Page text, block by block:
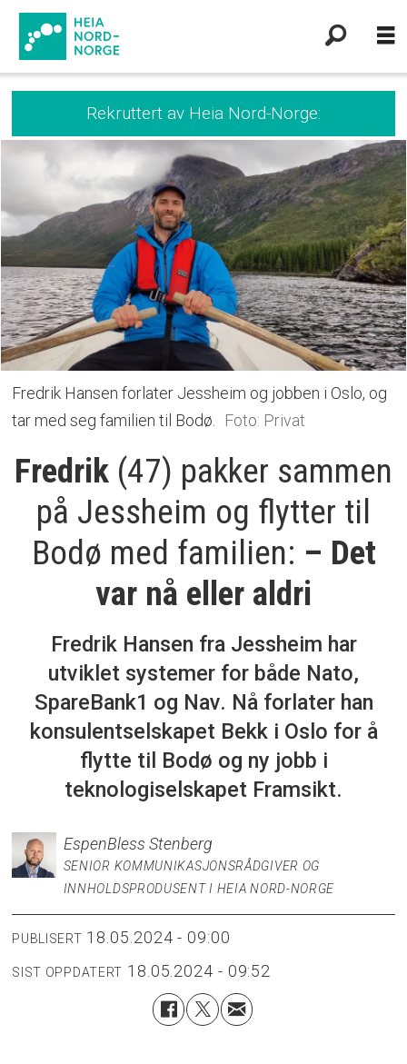
Rekruttert av Heia Nord-Norge:
Fredrik Hansen forlater Jessheim og jobben i Oslo, og
tar med seg familien til Bodø.
Foto: Privat
Fredrik (47) pakker sammen
på Jessheim og flytter til
Bodø med familien: – Det
var nå eller aldri
Fredrik Hansen fra Jessheim har
utviklet systemer for både Nato,
SpareBank1 og Nav. Nå forlater han
konsulentselskapet Bekk i Oslo for å
flytte til Bodø og ny jobb i
teknologiselskapet Framsikt.
EspenBless Stenberg
SENIOR KOMMUNIKASJONSRÅDGIVER OG
INNHOLDSPRODUSENT I HEIA NORD-NORGE
PUBLISERT 18.05.2024 - 09:00
SIST OPPDATERT 18.05.2024 - 09:52